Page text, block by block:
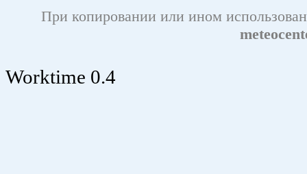
При копировании или ином
Worktime 0.4